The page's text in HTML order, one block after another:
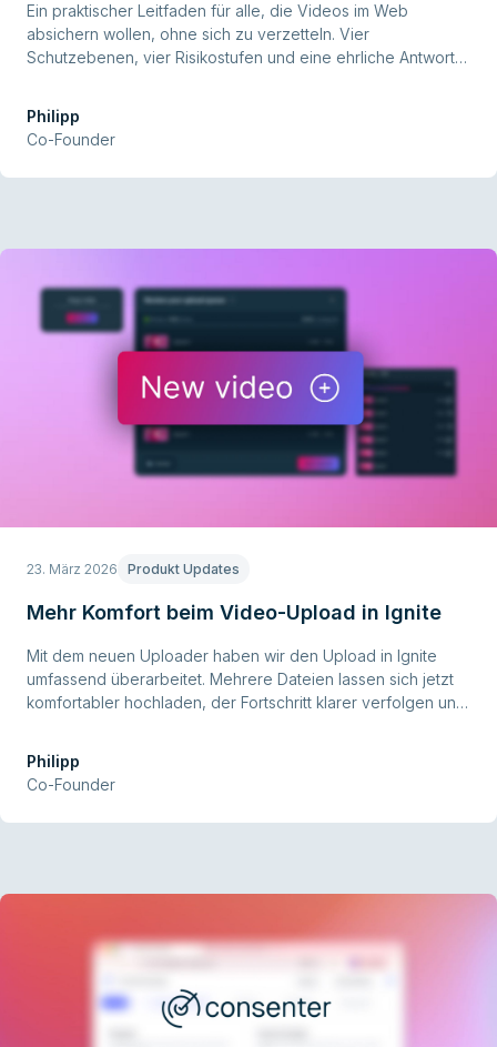
Ein praktischer Leitfaden für alle, die Videos im Web
absichern wollen, ohne sich zu verzetteln. Vier
Schutzebenen, vier Risikostufen und eine ehrliche Antwort
Philipp
Co-Founder
23. März 2026 Produkt Updates
Mehr Komfort beim Video-Upload in Ignite
Mit dem neuen Uploader haben wir den Upload in Ignite
umfassend überarbeitet. Mehrere Dateien lassen sich jetzt
komfortabler hochladen, der Fortschritt klarer verfolgen und
Philipp
Co-Founder